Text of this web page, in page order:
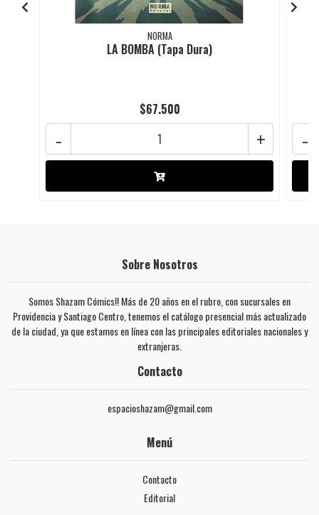
NORMA
LA BOMBA (Tapa Dura)
$67.500
+
- -
Sobre Nosotros
Somos Shazam Cómics!! Más de 20 años en el rubro, con sucursales en
Providencia y Santiago Centro, tenemos el catálogo presencial más actualizado
de la ciudad, ya que estamos en línea con las principales editoriales nacionales y
extranjeras.
Contacto
espacioshazam@gmail.com
Menú
Contacto
Editorial